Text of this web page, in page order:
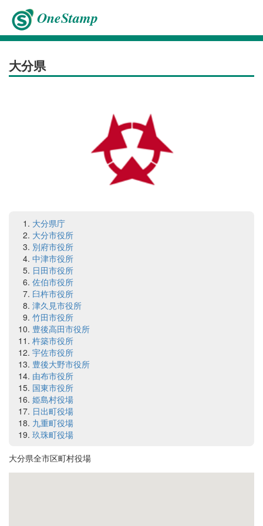
OneStamp
大分県
大分県庁
大分市役所
別府市役所
中津市役所
日田市役所
佐伯市役所
臼杵市役所
津久見市役所
竹田市役所
豊後高田市役所
杵築市役所
宇佐市役所
豊後大野市役所
由布市役所
国東市役所
姫島村役場
日出町役場
九重町役場
玖珠町役場
大分県全市区町村役場